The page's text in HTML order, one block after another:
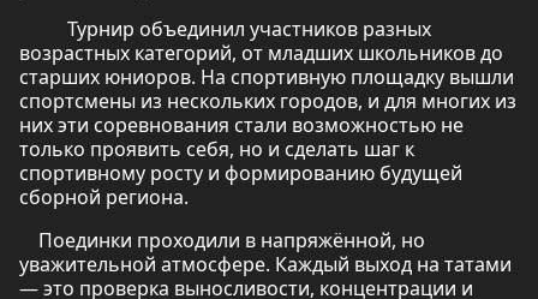
Турнир объединил участников разных
возрастных категорий, от младших школьников до
старших юниоров. На спортивную площадку вышли
спортсмены из нескольких городов, и для многих из
них эти соревнования стали возможностью не
только проявить себя, но и сделать шаг к
спортивному росту и формированию будущей
сборной региона.
Поединки проходили в напряжённой, но
уважительной атмосфере. Каждый выход на татами
— это проверка выносливости, концентрации и